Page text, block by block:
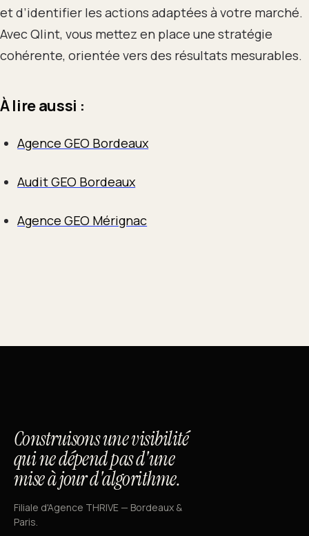
et d’identifier les actions adaptées à votre marché.
Avec Qlint, vous mettez en place une stratégie
cohérente, orientée vers des résultats mesurables.
À lire aussi :
Agence GEO Bordeaux
Audit GEO Bordeaux
Agence GEO Mérignac
Construisons une visibilité
qui ne dépend pas d'une
mise à jour d'algorithme.
Filiale d'Agence THRIVE — Bordeaux &
Paris.